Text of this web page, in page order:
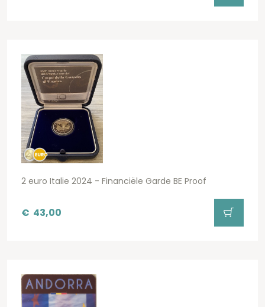
2 euro Italie 2024 - Financiële Garde BE Proof
€ 43,00